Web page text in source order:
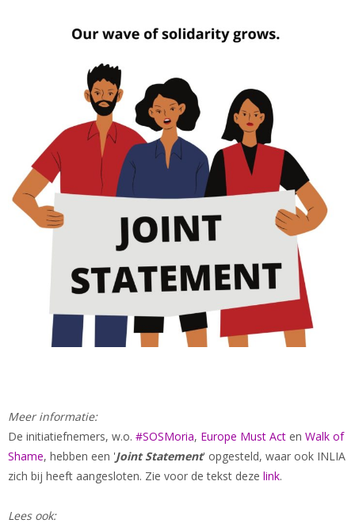
Meer informatie:
De initiatiefnemers, w.o. #SOSMoria, Europe Must Act en Walk of
Shame, hebben een 'Joint Statement' opgesteld, waar ook INLIA
zich bij heeft aangesloten. Zie voor de tekst deze link.
Lees ook: